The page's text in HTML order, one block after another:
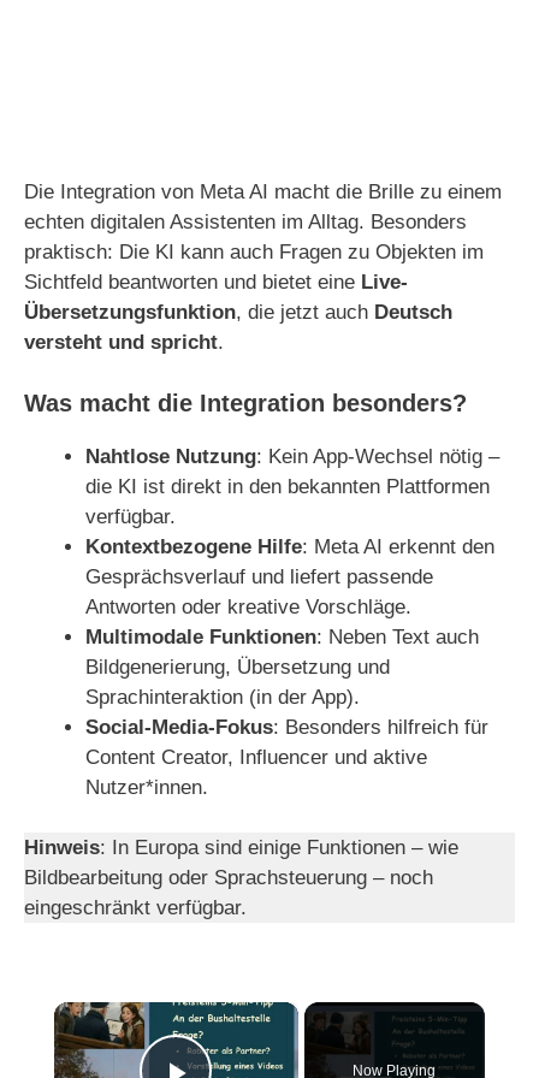
Die Integration von Meta AI macht die Brille zu einem
echten digitalen Assistenten im Alltag. Besonders
praktisch: Die KI kann auch Fragen zu Objekten im
Sichtfeld beantworten und bietet eine Live-
Übersetzungsfunktion, die jetzt auch Deutsch
versteht und spricht.
Was macht die Integration besonders?
Nahtlose Nutzung: Kein App-Wechsel nötig –
die KI ist direkt in den bekannten Plattformen
verfügbar.
Kontextbezogene Hilfe: Meta AI erkennt den
Gesprächsverlauf und liefert passende
Antworten oder kreative Vorschläge.
Multimodale Funktionen: Neben Text auch
Bildgenerierung, Übersetzung und
Sprachinteraktion (in der App).
Social-Media-Fokus: Besonders hilfreich für
Content Creator, Influencer und aktive
Nutzer*innen.
Hinweis: In Europa sind einige Funktionen – wie
Bildbearbeitung oder Sprachsteuerung – noch
eingeschränkt verfügbar.
×
Now Playing